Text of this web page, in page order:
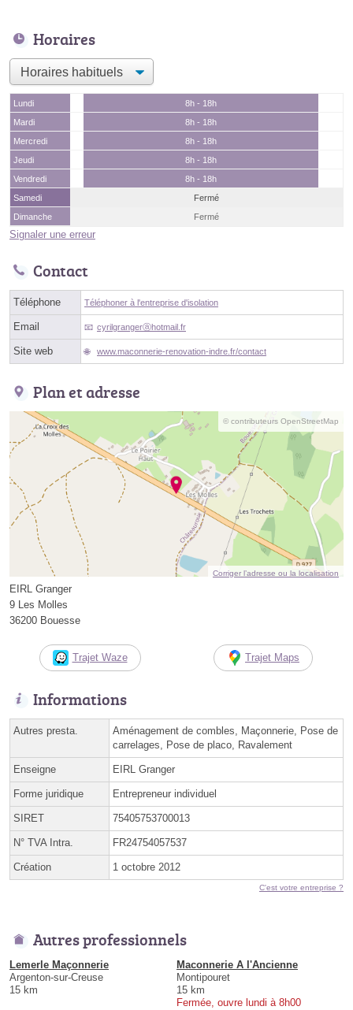
Horaires
Lundi
8h - 18h
Mardi
8h - 18h
Mercredi
8h - 18h
Jeudi
8h - 18h
Vendredi
8h - 18h
Samedi
Fermé
Dimanche
Fermé
Signaler une erreur
Contact
Téléphone Téléphoner à l'entreprise d'isolation
Email cyrilgrangerⓐhotmail.fr
Site web www.maconnerie-renovation-indre.fr/contact
Plan et adresse
© contributeurs OpenStreetMap
Corriger l’adresse ou la localisation
EIRL Granger
9 Les Molles
36200 Bouesse
Trajet Waze Trajet Maps
Informations
Autres presta.
Aménagement de combles, Maçonnerie, Pose de
carrelages, Pose de placo, Ravalement
Enseigne EIRL Granger
Forme juridique Entrepreneur individuel
SIRET 75405753700013
N° TVA Intra. FR24754057537
Création 1 octobre 2012
C'est votre entreprise ?
Autres professionnels
Lemerle Maçonnerie
Argenton-sur-Creuse
15 km
Maconnerie A l'Ancienne
Montipouret
15 km
Fermée, ouvre lundi à 8h00